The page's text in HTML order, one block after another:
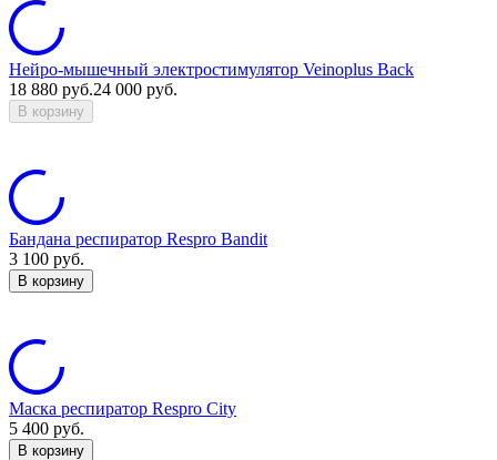
Нейро-мышечный электростимулятор Veinoplus Back
18 880 руб.24 000 руб.
В корзину
Бандана респиратор Respro Bandit
3 100 руб.
В корзину
Маска респиратор Respro City
5 400 руб.
В корзину